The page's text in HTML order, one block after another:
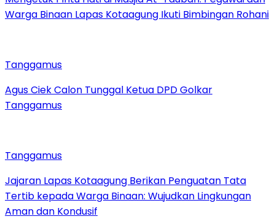
Warga Binaan Lapas Kotaagung Ikuti Bimbingan Rohani
Tanggamus
Agus Ciek Calon Tunggal Ketua DPD Golkar
Tanggamus
Tanggamus
Jajaran Lapas Kotaagung Berikan Penguatan Tata
Tertib kepada Warga Binaan: Wujudkan Lingkungan
Aman dan Kondusif